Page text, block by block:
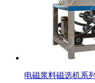
电磁浆料磁选机系列